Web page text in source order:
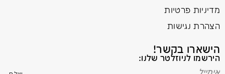
מדיניות פרטיות
הצהרת נגישות
הישארו בקשר!
הירשמו לניוזלטר שלנו: